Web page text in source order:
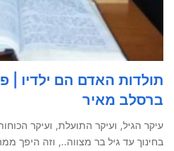
תולדות האדם הם ילדיו |
ברסלב מאיר
עיקר הגיל, ועיקר התועלת, ועיקר
בחינוך עד גיל בר מצווה.., וזה היפך